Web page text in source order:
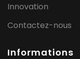
Innovation
Contactez-nous
Informations